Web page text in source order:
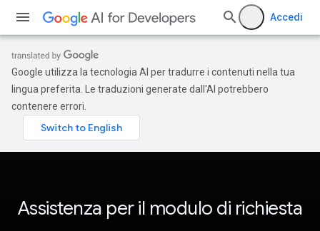
Accedi
Google utilizza la tecnologia AI per tradurre i contenuti nella tua
lingua preferita. Le traduzioni generate dall'AI potrebbero
contenere errori.
Assistenza per il modulo di richiesta